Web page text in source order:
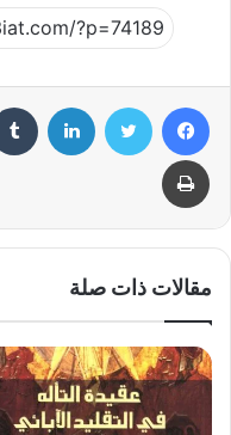
فيسبوك تويتر لينكدإن
طباعة
مقالات ذات صلة